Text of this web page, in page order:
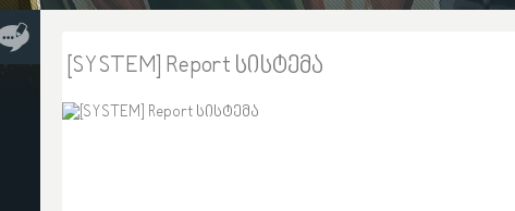
[SYSTEM] Report სისტემა